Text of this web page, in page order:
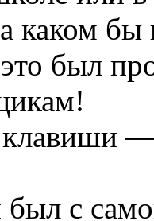
каком бы
был
—
с